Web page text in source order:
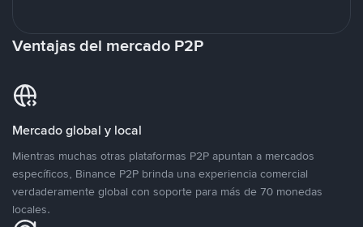
Ventajas del mercado P2P
Mercado global y local
Mientras muchas otras plataformas P2P apuntan a mercados
específicos, Binance P2P brinda una experiencia comercial
verdaderamente global con soporte para más de 70 monedas
locales.